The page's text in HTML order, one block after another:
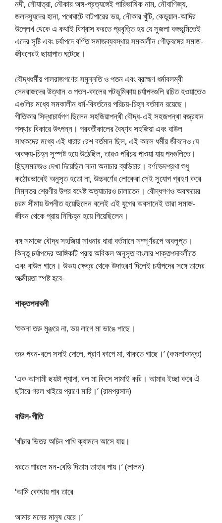
নদী, নৌযাত্রা, নৌকার অঙ্গ-প্রত্যঙ্গেই পারিভাষিক নাম, নৌবাণিজ্য,
জলদস্যুদের হানা, পথেঘাটে বাটপারের ভয়, নৌকার খুঁটি, কেডুয়াল-আদির
উল্লেখ থেকে এ কথাই বিশ্বাস করতে প্রবৃত্তি হয় যে সুজলা বঙ্গভূমিতেই
এদের সৃষ্টি এবং চর্যাপদে বর্ণিত সমাজব্যবস্থায় সমকালীন গৌড়বঙ্গের সমাজ-
জীবনেরই ছায়াপাত ঘটেছে।
বৌদ্ধধর্মীয় পালরাজগণের সমুন্নতি ও পতন এবং ব্রাহ্মণ ধর্মাবলম্বী
সেনরাজদের উত্থান ও পতন-কালের পটভূমিকায় চর্যাপদগুলি রচিত হওয়াতেও
এগুলির মধ্যে সমকালীন ধর্ম-বিবর্তনের পরিচয়-চিহ্ন বর্তমান রয়েছে।
গীতিকার সিদ্ধাচার্যগণ ছিলেন সহজিয়াপন্থী বৌদ্ধ-এই সহজপন্থা বজ্রযান
পস্থার বিকারে উৎপন্ন। পরবর্তীকালের বৈষ্ণব সহজিয়া এবং বাউল
সাধকদের মধ্যে এই ধারার রেশ বর্তমান ছিল, এই কালে ধর্মীয় জীবনেও যে
অবক্ষয়-চিহ্ন সুস্পষ্ট হয়ে উঠেছিল, তারও পরিচয় পাওয়া যায় পদগুলিতে।
হিন্দুসমাজেও দেখা দিয়েছিল নানা অনাচার ব্যভিচার। বর্ণভেদপ্রথা শুধু
কঠোরভাবেই অনুসৃত হতাে না, উচ্চবর্ণের লােকেরা সেই সুযােগ গ্রহণ করে
নিম্নতর শ্রেণীর উপর যথেষ্ট অত্যাচারও চালাতেন। বৌদ্ধগণও অবক্ষয়ের
চরম সীমায় উপনীত হয়েছিলেন বলেই এই যুগের অবসানেই তারা সমাজ-
জীবন থেকে প্রায় নিশ্চিহ্ন হয়ে গিয়েছিলেন।
বঙ্গ সমাজে বৌদ্ধ সহজিয়া সাধনার ধারা বর্তমানে সম্পূর্ণরূপে অবলুপ্ত।
কিন্তু চর্যাপদের আঙ্গিকটি প্রায় অবিকল অনুসৃত বাংলার শাক্তপদাবলীতে
এবং বাউল গানে। উভয় ক্ষেত্র থেকে উদাহরণ দিলেই চর্যাপদের সঙ্গে তাদের
আত্মীয়তা স্পষ্ট হবে-
শাক্তপদাবলী
‘শুকনা তরু মুঞ্জরে না, ভয় লাগে মা ভাঙে পাছে।
তরু পবন-বলে সদাই দোলে, প্রাণ কাপে মা, থাকতে গাছে।’ (কমলাকান্ত)
‘এক আসামী ছয়টা প্যাদা, বল মা কিসে সামাই করি। আমার ইচ্ছা করে ঐ
ছটারে গরল খাইয়ে প্রাণে মারি।’ (রামপ্রসাদ)
বাউল-গীতি
‘খাঁচার ভিতর অচিন পাখি ক্যামনে আসে যায়।
ধরতে পারলে মন-বেড়ি দিতাম তাহার পায়।’ (লালন)
‘আমি কোথায় পাব তারে
আমার মনের মানুষ যেরে।’